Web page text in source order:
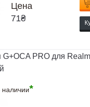
Цена
71₴
G+OCA PRO для
наличии*